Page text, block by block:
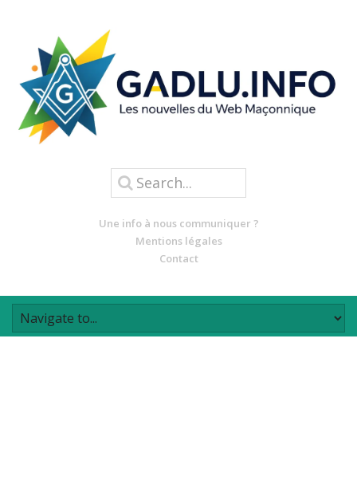
Une info à nous communiquer ?
Mentions légales
Contact